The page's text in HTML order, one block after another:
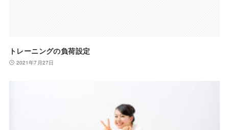
トレーニングの負荷設定
2021年7月27日